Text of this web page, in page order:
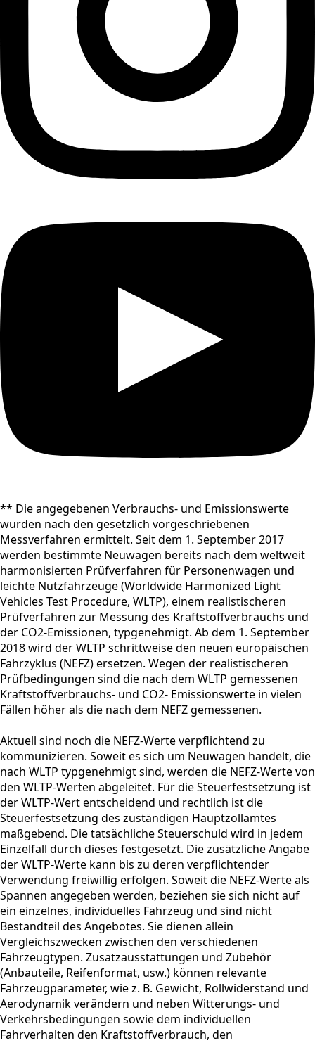
** Die angegebenen Verbrauchs- und Emissionswerte
wurden nach den gesetzlich vorgeschriebenen
Messverfahren ermittelt. Seit dem 1. September 2017
werden bestimmte Neuwagen bereits nach dem weltweit
harmonisierten Prüfverfahren für Personenwagen und
leichte Nutzfahrzeuge (Worldwide Harmonized Light
Vehicles Test Procedure, WLTP), einem realistischeren
Prüfverfahren zur Messung des Kraftstoffverbrauchs und
der CO2-Emissionen, typgenehmigt. Ab dem 1. September
2018 wird der WLTP schrittweise den neuen europäischen
Fahrzyklus (NEFZ) ersetzen. Wegen der realistischeren
Prüfbedingungen sind die nach dem WLTP gemessenen
Kraftstoffverbrauchs- und CO2- Emissionswerte in vielen
Fällen höher als die nach dem NEFZ gemessenen.
Aktuell sind noch die NEFZ-Werte verpflichtend zu
kommunizieren. Soweit es sich um Neuwagen handelt, die
nach WLTP typgenehmigt sind, werden die NEFZ-Werte von
den WLTP-Werten abgeleitet. Für die Steuerfestsetzung ist
der WLTP-Wert entscheidend und rechtlich ist die
Steuerfestsetzung des zuständigen Hauptzollamtes
maßgebend. Die tatsächliche Steuerschuld wird in jedem
Einzelfall durch dieses festgesetzt. Die zusätzliche Angabe
der WLTP-Werte kann bis zu deren verpflichtender
Verwendung freiwillig erfolgen. Soweit die NEFZ-Werte als
Spannen angegeben werden, beziehen sie sich nicht auf
ein einzelnes, individuelles Fahrzeug und sind nicht
Bestandteil des Angebotes. Sie dienen allein
Vergleichszwecken zwischen den verschiedenen
Fahrzeugtypen. Zusatzausstattungen und Zubehör
(Anbauteile, Reifenformat, usw.) können relevante
Fahrzeugparameter, wie z. B. Gewicht, Rollwiderstand und
Aerodynamik verändern und neben Witterungs- und
Verkehrsbedingungen sowie dem individuellen
Fahrverhalten den Kraftstoffverbrauch, den